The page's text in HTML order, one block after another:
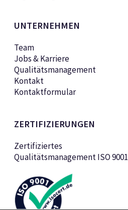
UNTERNEHMEN
Team
Jobs & Karriere
Qualitätsmanagement
Kontakt
Kontaktformular
ZERTIFIZIERUNGEN
Zertifiziertes
Qualitätsmanagement ISO 9001